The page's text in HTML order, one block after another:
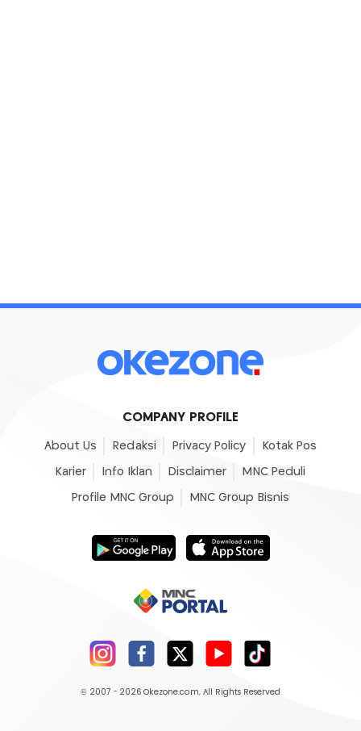
COMPANY PROFILE
About Us Redaksi Privacy Policy Kotak Pos
Karier Info Iklan Disclaimer MNC Peduli
Profile MNC Group MNC Group Bisnis
© 2007 - 2026 Okezone.com, All Rights Reserved